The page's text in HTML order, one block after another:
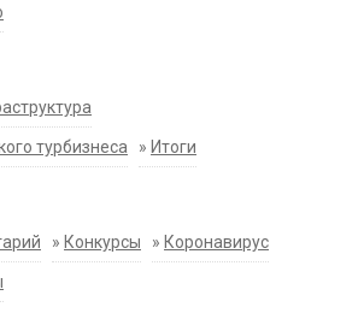
турбизнеса » Итоги
» Конкурсы » Коронавирус